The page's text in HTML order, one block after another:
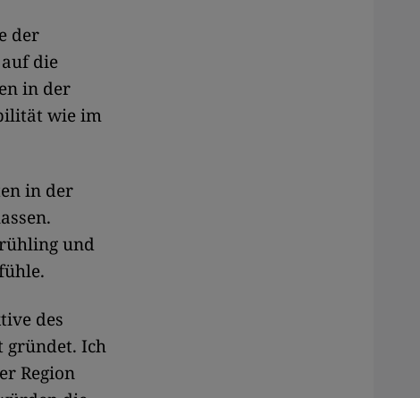
der
die
in der
wie im
in der
und
des
gründet. Ich
Region